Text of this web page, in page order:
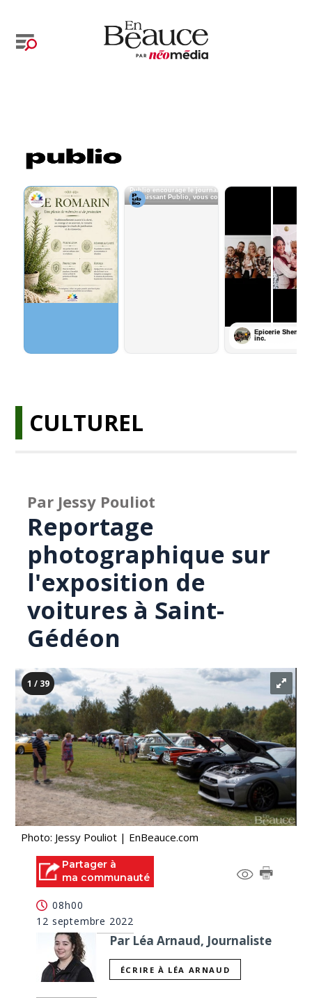
CULTUREL
Par Jessy Pouliot
Reportage
photographique sur
l'exposition de
voitures à Saint-
Gédéon
1 / 39
Photo: Jessy Pouliot | EnBeauce.com
Partager à
ma communauté
08h00
12 septembre 2022
Par Léa Arnaud, Journaliste
ÉCRIRE À LÉA ARNAUD